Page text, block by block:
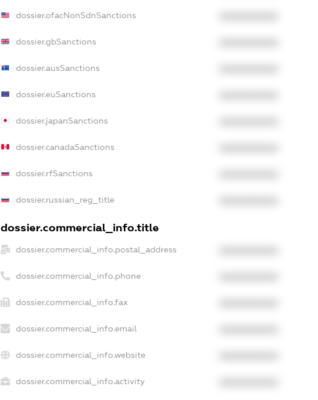
dossier.ofacNonSdnSanctions
dossier.gbSanctions
dossier.ausSanctions
dossier.euSanctions
dossier.japanSanctions
dossier.canadaSanctions
dossier.rfSanctions
dossier.russian_reg_title
dossier.commercial_info.title
dossier.commercial_info.postal_address
dossier.commercial_info.phone
dossier.commercial_info.fax
dossier.commercial_info.email
dossier.commercial_info.website
dossier.commercial_info.activity